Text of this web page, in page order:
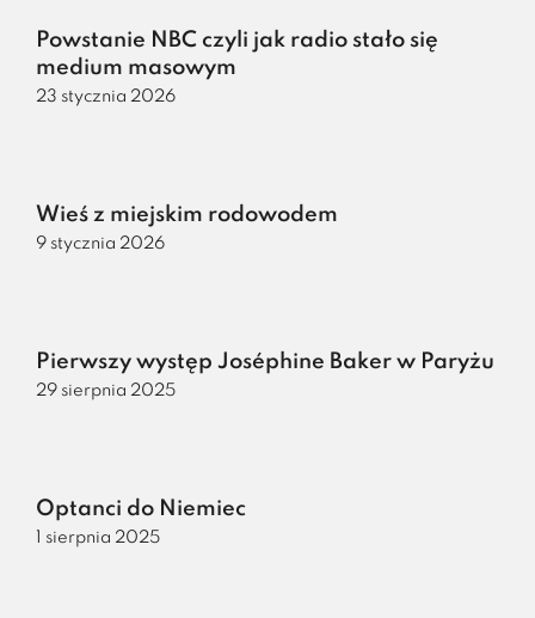
Powstanie NBC czyli jak radio stało się
medium masowym
23 stycznia 2026
Wieś z miejskim rodowodem
9 stycznia 2026
Pierwszy występ Joséphine Baker w Paryżu
29 sierpnia 2025
Optanci do Niemiec
1 sierpnia 2025